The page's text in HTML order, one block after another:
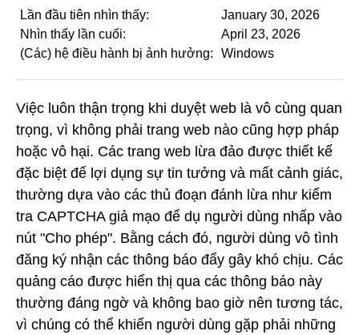
Lần đầu tiên nhìn thấy:
January 30, 2026
Nhìn thấy lần cuối:
April 23, 2026
(Các) hệ điều hành bị ảnh hưởng:
Windows
Việc luôn thận trọng khi duyệt web là vô cùng quan
trọng, vì không phải trang web nào cũng hợp pháp
hoặc vô hại. Các trang web lừa đảo được thiết kế
đặc biệt để lợi dụng sự tin tưởng và mất cảnh giác,
thường dựa vào các thủ đoạn đánh lừa như kiểm
tra CAPTCHA giả mạo để dụ người dùng nhấp vào
nút "Cho phép". Bằng cách đó, người dùng vô tình
đăng ký nhận các thông báo đẩy gây khó chịu. Các
quảng cáo được hiển thị qua các thông báo này
thường đáng ngờ và không bao giờ nên tương tác,
vì chúng có thể khiến người dùng gặp phải những